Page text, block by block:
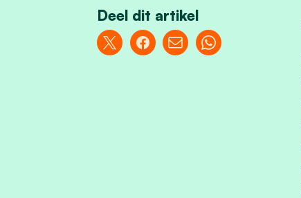
Deel dit artikel